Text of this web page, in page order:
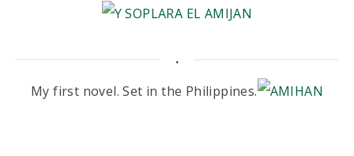
.
My first novel. Set in the Philippines.